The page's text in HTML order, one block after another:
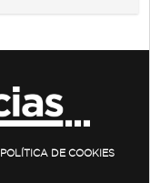
POLÍTICA DE COOKIES